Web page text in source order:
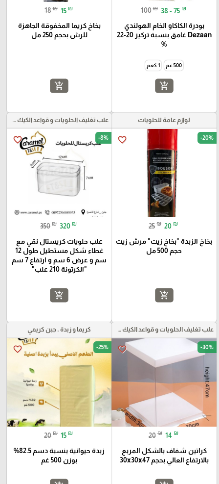
100 ₪ 38 - 75 ₪
بودرة الكاكاو الخام الهولندي
Dezaan غامق بنسبة تركيز 20-22
%
500 غم 1 كغم
add_shopping_cart
18 ₪ 15 ₪
بخاخ كريما المخفوقة الجاهزة
للرش بحجم 250 مل
add_shopping_cart
لوازم عامة للحلويات
favorite_border -20%
25 ₪ 20 ₪
بخاخ الزبدة "بخاخ زيت" مرش زيت
حجم 500 مل
add_shopping_cart
علب تغليف الحلويات و قواعد الكيك و علب بلاستيكية بأنواعها
favorite_border -8%
350 ₪ 320 ₪
علب حلويات كريستال نقي مع
غطاء شكل مستطيل طول 12
سم و عرض 6 سم و ارتفاع 7 سم
"الكرتونة 210 علب"
add_shopping_cart
علب تغليف الحلويات و قواعد الكيك و علب بلاستيكية بأنواعها
favorite_border -30%
20 ₪ 14 ₪
كراتين شفاف بالشكل المربع
بالارتفاع العالي بحجم 30x30x47
كريما و زبدة , جبن كريمي
favorite_border -25%
20 ₪ 15 ₪
زبدة حيوانية بنسبة دسم 82.5%
بوزن 500 غم